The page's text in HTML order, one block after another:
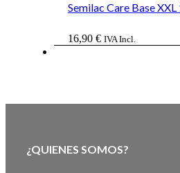
Semilac Care Base XXL
16,90 € IVA Incl.
¿QUIENES SOMOS?